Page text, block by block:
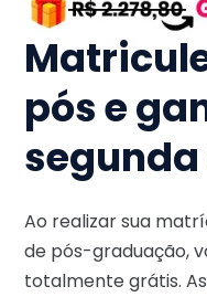
pós e
segunda
Ao realizar sua
de pós-graduação,
totalmente grátis.